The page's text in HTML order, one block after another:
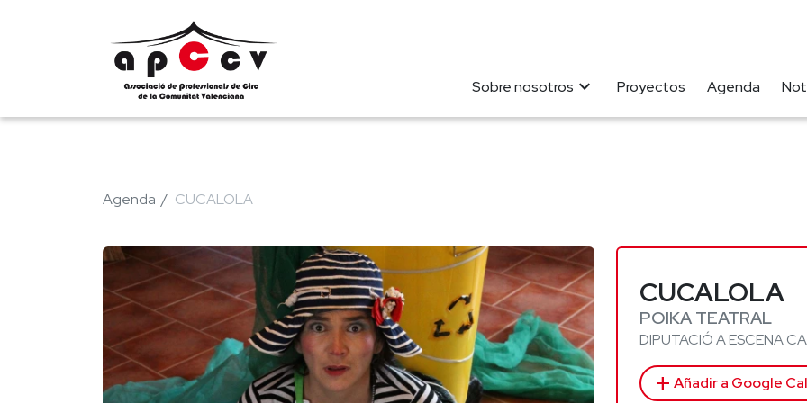
Sobre nosotros expand_more Proyectos Agenda
Agenda CUCALOLA
CUCALOLA
POIKA TEATRAL
DIPUTACIÓ A ESCENA
add Añadir a Google